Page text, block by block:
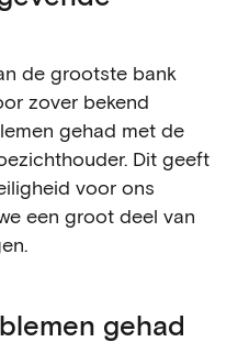
de grootste bank
zover bekend
gehad met de
Dit geeft
voor ons
een groot deel van
gehad